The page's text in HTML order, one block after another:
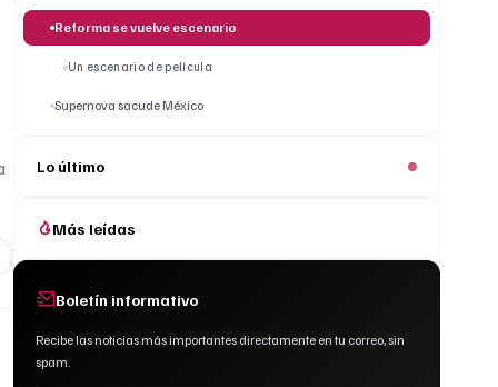
Reforma se vuelve escenario
Un escenario de película
Supernova sacude México
Lo último
Más leídas
Boletín informativo
Recibe las noticias más importantes directamente en tu correo, sin
spam.